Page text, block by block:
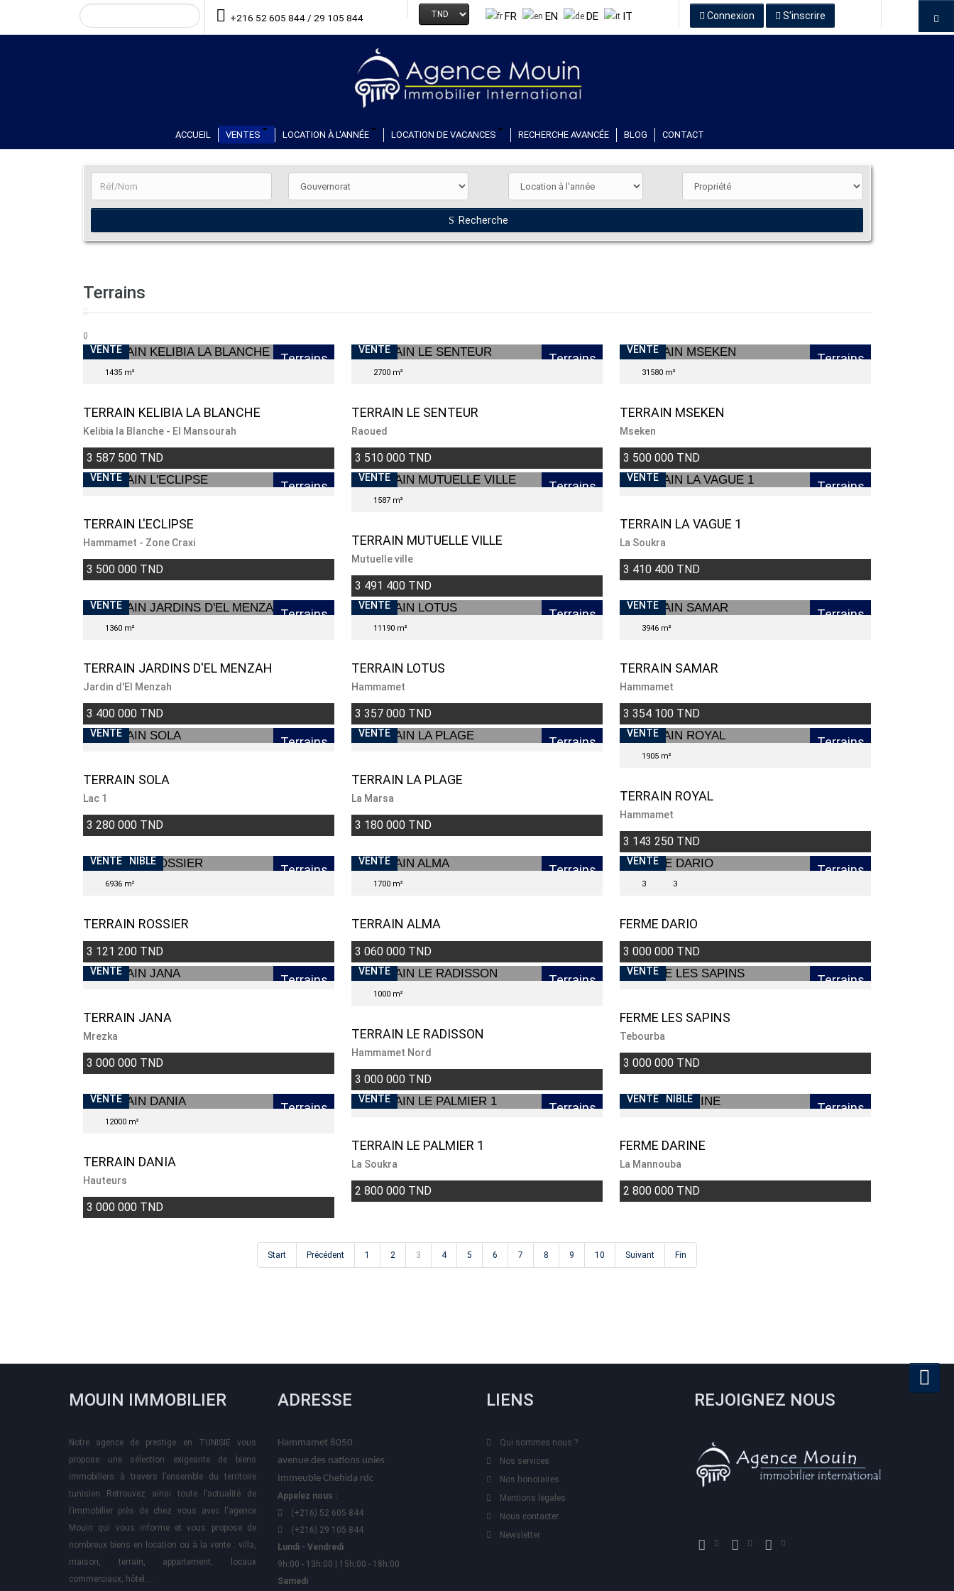
+216 52 605 844 / 29 105 844 FR EN DE IT Connexion S'inscrire
ACCUEIL VENTES LOCATION À L'ANNÉE LOCATION DE VACANCES RECHERCHE AVANCÉE BLOG CONTACT
Recherche
Terrains
0
VENTE
Terrains
1435 m²
TERRAIN KELIBIA LA BLANCHE
Kelibia la Blanche - El Mansourah
3 587 500 TND
VENTE
Terrains
2700 m²
TERRAIN LE SENTEUR
Raoued
3 510 000 TND
VENTE
Terrains
31580 m²
TERRAIN MSEKEN
Mseken
3 500 000 TND
VENTE
Terrains
TERRAIN L'ECLIPSE
Hammamet - Zone Craxi
3 500 000 TND
VENTE
Terrains
1587 m²
TERRAIN MUTUELLE VILLE
Mutuelle ville
3 491 400 TND
VENDU
VENTE
Terrains
TERRAIN LA VAGUE 1
La Soukra
3 410 400 TND
VENTE
Terrains
1360 m²
TERRAIN JARDINS D'EL MENZAH
Jardin d'El Menzah
3 400 000 TND
VENTE
Terrains
11190 m²
TERRAIN LOTUS
Hammamet
3 357 000 TND
VENTE
Terrains
3946 m²
TERRAIN SAMAR
Hammamet
3 354 100 TND
VENDU
VENTE
Terrains
TERRAIN SOLA
Lac 1
3 280 000 TND
VENTE
Terrains
TERRAIN LA PLAGE
La Marsa
3 180 000 TND
VENTE
Terrains
1905 m²
TERRAIN ROYAL
Hammamet
3 143 250 TND
INDISPONIBLE
VENTE
Terrains
6936 m²
TERRAIN ROSSIER
3 121 200 TND
VENTE
Terrains
1700 m²
TERRAIN ALMA
3 060 000 TND
VENTE
Terrains
3 3
FERME DARIO
3 000 000 TND
VENTE
Terrains
TERRAIN JANA
Mrezka
3 000 000 TND
VENTE
Terrains
1000 m²
TERRAIN LE RADISSON
Hammamet Nord
3 000 000 TND
VENTE
Terrains
FERME LES SAPINS
Tebourba
3 000 000 TND
VENTE
Terrains
12000 m²
TERRAIN DANIA
Hauteurs
3 000 000 TND
VENTE
Terrains
TERRAIN LE PALMIER 1
La Soukra
2 800 000 TND
INDISPONIBLE
VENTE
Terrains
FERME DARINE
La Mannouba
2 800 000 TND
Start Précédent 1 2 3 4 5 6 7 8 9 10 Suivant Fin
MOUIN IMMOBILIER
Notre agence de prestige en TUNISIE vous
propose une sélection exigeante de biens
immobiliers à travers l’ensemble du territoire
tunisien Retrouvez ainsi toute l’actualité de
l’immobilier près de chez vous avec l'agence
Mouin qui vous informe et vous propose de
nombreux biens en location ou à la vente : villa,
maison, terrain, appartement, locaux
commerciaux, hôtel….
ADRESSE
Hammamet 8050
avenue des nations unies
Immeuble Chehida rdc
Appelez nous :
(+216) 52 605 844
(+216) 29 105 844
Lundi - Vendredi
9h:00 - 13h:00 | 15h:00 - 18h:00
Samedi
LIENS
Qui sommes nous ?
Nos services
Nos honoraires
Mentions légales
Nous contacter
Newsletter
REJOIGNEZ NOUS